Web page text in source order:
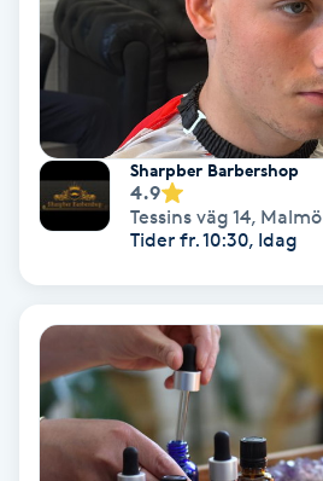
Osteopati
Paraffinbehandling
Pedikyr
Permanent
Permanent hårborttagning
Permanent ögonbrynsmakeup
Sharpber Barbershop
4.9
Tessins väg 14, Malmö
Tider fr. 10:30, Idag